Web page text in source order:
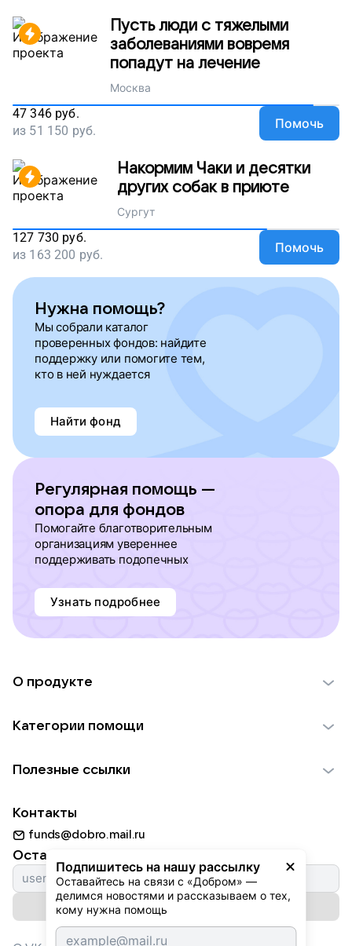
Пусть люди с тяжелыми
заболеваниями вовремя
попадут на лечение
Москва
47 346 руб.
из 51 150 руб. Помочь
Накормим Чаки и десятки
других собак в приюте
Сургут
127 730 руб.
из 163 200 руб. Помочь
Нужна помощь?
Мы собрали каталог
проверенных фондов: найдите
поддержку или помогите тем,
кто в ней нуждается
Найти фонд
Регулярная помощь —
опора для фондов
Помогайте благотворительным
организациям увереннее
поддерживать подопечных
Узнать подробнее
Подпишитесь на нашу рассылку
Оставайтесь на связи с «Добром» —
делимся новостями и рассказываем о тех,
кому нужна помощь
О продукте
Использование материалов
Для НКО
Партнерам
Категории помощи
Пожилым
Животным
Природе
Культуре
Фондам
Полезные ссылки
Добрый день
Истории
Автоплатежи
Контакты
funds@dobro.mail.ru
Оставайтесь с нами
Подписаться на рассылку